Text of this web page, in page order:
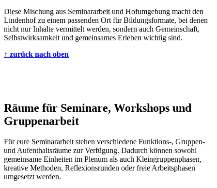
Diese Mischung aus Seminararbeit und Hofumgebung macht den
Lindenhof zu einem passenden Ort für Bildungsformate, bei denen
nicht nur Inhalte vermittelt werden, sondern auch Gemeinschaft,
Selbstwirksamkeit und gemeinsames Erleben wichtig sind.
↑ zurück nach oben
Räume für Seminare, Workshops und
Gruppenarbeit
Für eure Seminararbeit stehen verschiedene Funktions-, Gruppen-
und Aufenthaltsräume zur Verfügung. Dadurch können sowohl
gemeinsame Einheiten im Plenum als auch Kleingruppenphasen,
kreative Methoden, Reflexionsrunden oder freie Arbeitsphasen
umgesetzt werden.